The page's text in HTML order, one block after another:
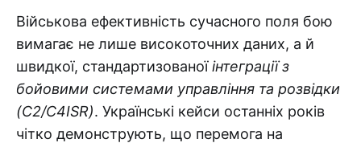
Військова ефективність сучасного поля бою
вимагає не лише високоточних даних, а й
швидкої, стандартизованоїінтеграції з
бойовими системами управління та розвідки
(C2/C4ISR). Українські кейси останніх років
чітко демонструють, що перемога на